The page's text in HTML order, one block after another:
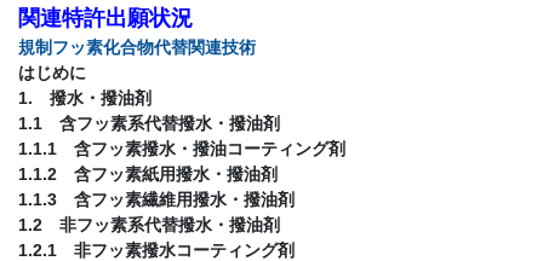
関連特許出願状況
規制フッ素化合物代替関連技術
はじめに
1. 撥水・撥油剤
1.1 含フッ素系代替撥水・撥油剤
1.1.1 含フッ素撥水・撥油コーティング剤
1.1.2 含フッ素紙用撥水・撥油剤
1.1.3 含フッ素繊維用撥水・撥油剤
1.2 非フッ素系代替撥水・撥油剤
1.2.1 非フッ素撥水コーティング剤